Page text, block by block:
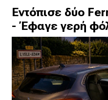
Εντόπισε δύο
- Έφαγε γερή